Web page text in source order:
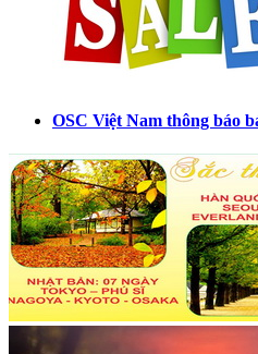
OSC Việt Nam thông báo